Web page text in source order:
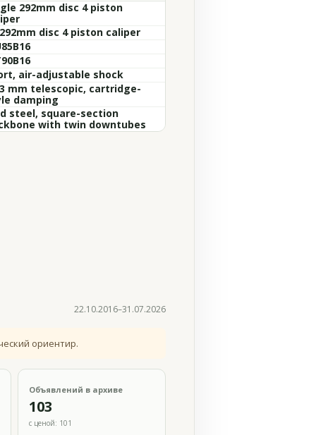
292mm disc 4 piston
disc 4 piston caliper
air-adjustable shock
mm telescopic, cartridge-
damping
steel, square-section
with twin downtubes
22.10.2016–31.07.2026
ориентир.
Объявлений в архиве
103
с ценой: 101